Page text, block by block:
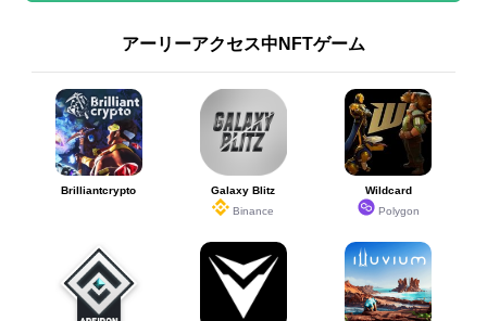
アーリーアクセス中NFTゲーム
Brilliantcrypto
Galaxy Blitz
Binance
Wildcard
Polygon